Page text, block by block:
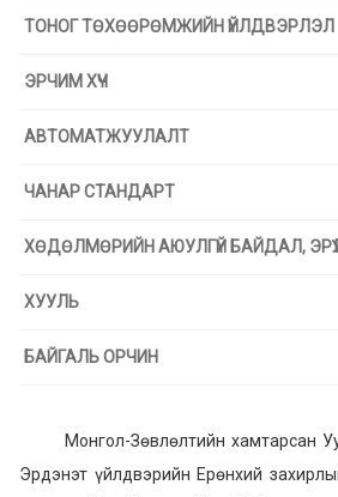
ТОНОГ ТӨХӨӨРӨМЖИЙН ҮЙЛДВЭРЛЭЛ
ЭРЧИМ ХҮЧ
АВТОМАТЖУУЛАЛТ
ЧАНАР СТАНДАРТ
ХӨДӨЛМӨРИЙН АЮУЛГҮЙ БАЙДАЛ,
ХУУЛЬ
БАЙГАЛЬ ОРЧИН
Монгол-Зөвлөлтийн хамтарсан
Эрдэнэт үйлдвэрийн Ерөнхий